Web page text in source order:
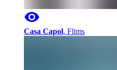
Casa Capol, Flims